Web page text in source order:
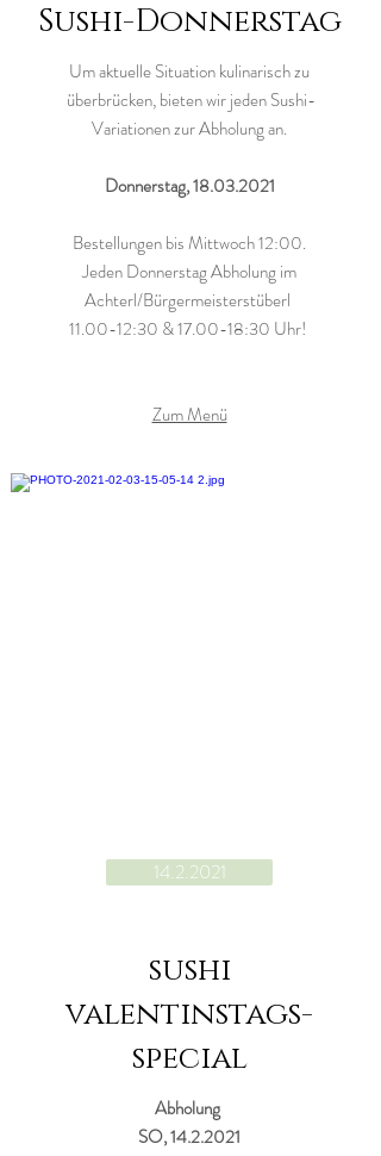
Sushi-Donnerstag
Um aktuelle Situation kulinarisch zu
überbrücken, bieten wir jeden Sushi-
Variationen zur Abholung an.
Donnerstag,18.03.2021
Bestellungen bis Mittwoch 12:00.
Jeden Donnerstag Abholung im
Achterl/Bürgermeisterstüberl
11.00-12:30 & 17.00-18:30 Uhr!
Zum Menü
14.2.2021
sushi
valentinstags-
special
Abholung
SO,14.2.2021